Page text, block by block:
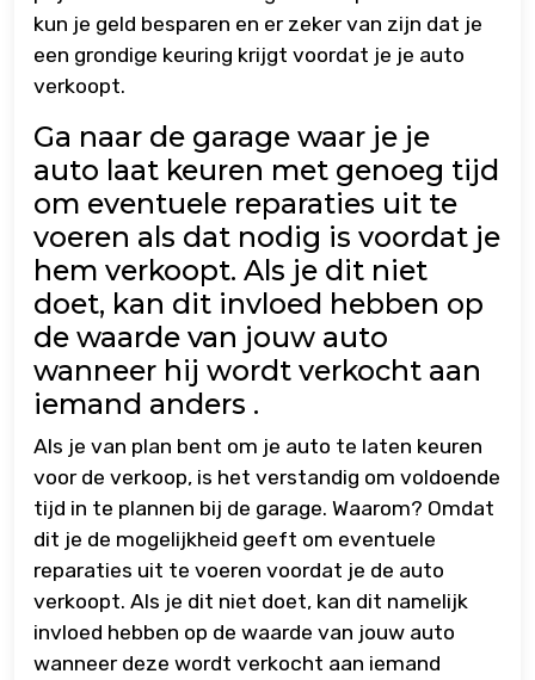
kun je geld besparen en er zeker van zijn dat je
een grondige keuring krijgt voordat je je auto
verkoopt.
Ga naar de garage waar je je
auto laat keuren met genoeg tijd
om eventuele reparaties uit te
voeren als dat nodig is voordat je
hem verkoopt. Als je dit niet
doet, kan dit invloed hebben op
de waarde van jouw auto
wanneer hij wordt verkocht aan
iemand anders .
Als je van plan bent om je auto te laten keuren
voor de verkoop, is het verstandig om voldoende
tijd in te plannen bij de garage. Waarom? Omdat
dit je de mogelijkheid geeft om eventuele
reparaties uit te voeren voordat je de auto
verkoopt. Als je dit niet doet, kan dit namelijk
invloed hebben op de waarde van jouw auto
wanneer deze wordt verkocht aan iemand